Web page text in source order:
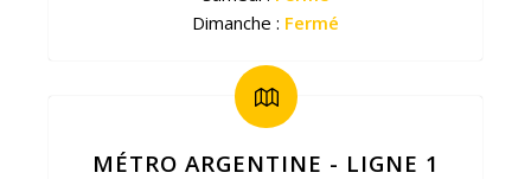
Dimanche : Fermé
MÉTRO ARGENTINE - LIGNE 1